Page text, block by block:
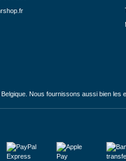
Nous fournissons aussi bien les